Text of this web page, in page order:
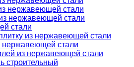
нержавеющей стали
нержавеющей стали
стали
из нержавеющей стали
нержавеющей стали
из нержавеющей стали
строительный